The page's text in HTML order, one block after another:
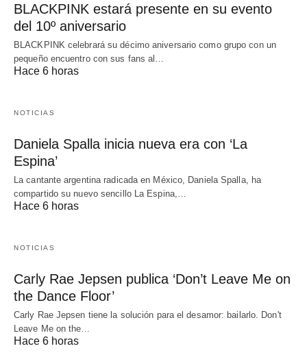
BLACKPINK estará presente en su evento
del 10º aniversario
BLACKPINK celebrará su décimo aniversario como grupo con un
pequeño encuentro con sus fans al…
Hace 6 horas
NOTICIAS
Daniela Spalla inicia nueva era con ‘La
Espina’
La cantante argentina radicada en México, Daniela Spalla, ha
compartido su nuevo sencillo La Espina,…
Hace 6 horas
NOTICIAS
Carly Rae Jepsen publica ‘Don’t Leave Me on
the Dance Floor’
Carly Rae Jepsen tiene la solución para el desamor: bailarlo. Don't
Leave Me on the…
Hace 6 horas